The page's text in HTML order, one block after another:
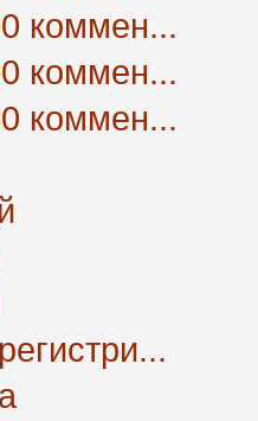
коммен...
коммен...
коммен...